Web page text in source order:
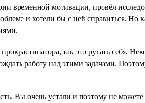
временной мотивации, провёл
и хотели бы с ней справиться.
так это ругать себя.
работу над этими задачами.
Вы очень устали и поэтому не можете